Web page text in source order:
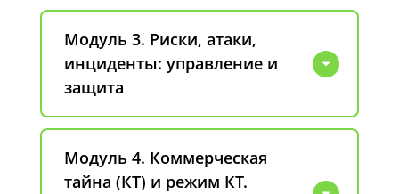
Модуль 3. Риски, атаки,
инциденты: управление и
защита
Модуль 4. Коммерческая
тайна (КТ) и режим КТ.